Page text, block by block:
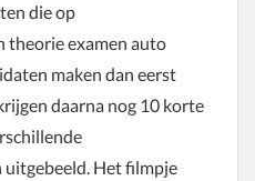
die op
theorie examen auto
maken dan eerst
daarna nog 10 korte
Het filmpje